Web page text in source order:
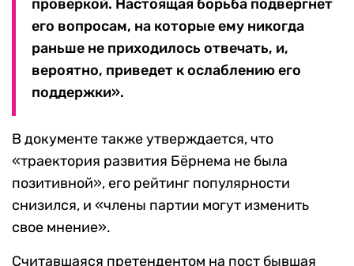
проверкой. Настоящая борьба подвергнет
его вопросам, на которые ему никогда
раньше не приходилось отвечать, и,
вероятно, приведет к ослаблению его
поддержки».
В документе также утверждается, что
«траектория развития Бёрнема не была
позитивной», его рейтинг популярности
снизился, и «члены партии могут изменить
свое мнение».
Считавшаяся претендентом на пост бывшая